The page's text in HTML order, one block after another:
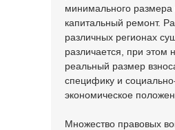
минимального размера
капитальный ремонт.
различных регионах
различается, при этом
реальный размер
специфику и
экономическое
Множество правовых